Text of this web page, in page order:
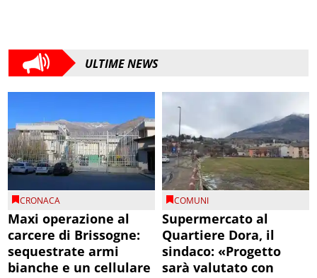
ULTIME NEWS
CRONACA
Maxi operazione al
carcere di Brissogne:
sequestrate armi
bianche e un cellulare
COMUNI
Supermercato al
Quartiere Dora, il
sindaco: «Progetto
sarà valutato con